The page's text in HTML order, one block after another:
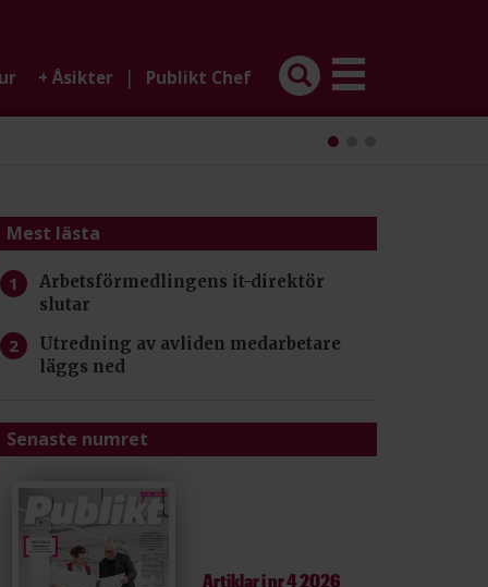
+ Åsikter | Publikt Chef
Mest lästa
Arbetsförmedlingens it-direktör
slutar
Utredning av avliden medarbetare
läggs ned
Senaste numret
Artiklar inr 4 2026